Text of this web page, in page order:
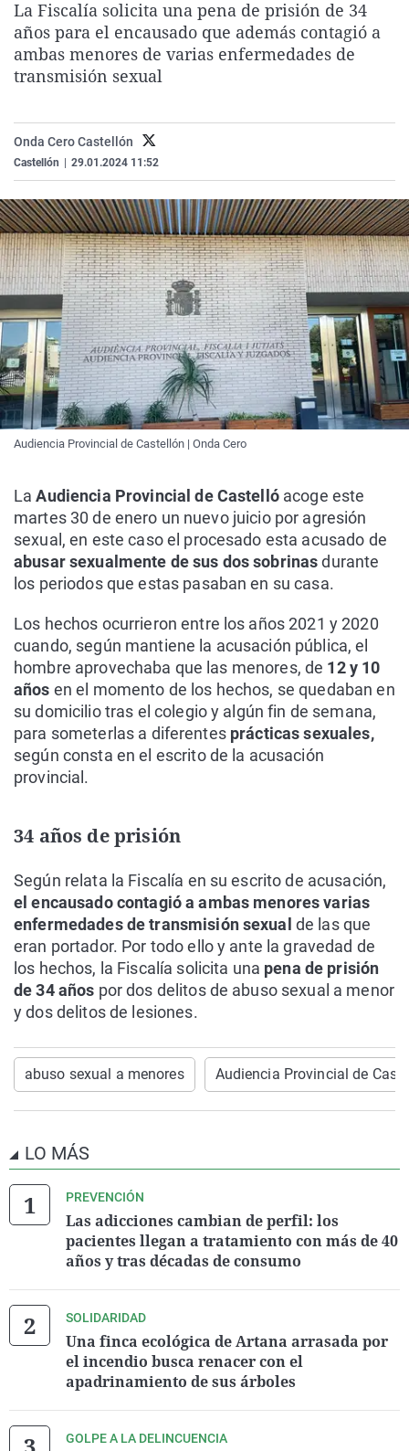
La rosa de los vientos
Gente viajera
Caso
Retornados
Extremadura
Galicia
Virales
Televisión
La Fiscalía solicita una pena de prisión de 34
años para el encausado que además contagió a
ambas menores de varias enfermedades de
transmisión sexual
Onda Cero Castellón
Castellón 29.01.2024 11:52
Audiencia Provincial de Castellón | Onda Cero
LaAudiencia Provincial de Castellóacoge este
martes 30 de enero un nuevo juicio por agresión
sexual, en este caso el procesado esta acusado de
abusar sexualmente de sus dos sobrinasdurante
los periodos que estas pasaban en su casa.
Los hechos ocurrieron entre los años 2021 y 2020
cuando, según mantiene la acusación pública, el
hombre aprovechaba que las menores, de 12 y 10
años en el momento de los hechos, se quedaban en
su domicilio tras el colegio y algún fin de semana,
para someterlas a diferentes prácticas sexuales,
según consta en el escrito de la acusación
provincial.
34 años de prisión
Según relata la Fiscalía en su escrito de acusación,
el encausado contagió a ambas menores varias
enfermedades de transmisión sexual de las que
eran portador. Por todo ello y ante la gravedad de
los hechos, la Fiscalía solicita una pena de prisión
de 34 años por dos delitos de abuso sexual a menor
y dos delitos de lesiones.
abuso sexual a menores Audiencia Provincial de
LO MÁS
PREVENCIÓN
Las adicciones cambian de perfil: los
pacientes llegan a tratamiento con más de 40
años y tras décadas de consumo
SOLIDARIDAD
Una finca ecológica de Artana arrasada por
el incendio busca renacer con el
apadrinamiento de sus árboles
GOLPE A LA DELINCUENCIA